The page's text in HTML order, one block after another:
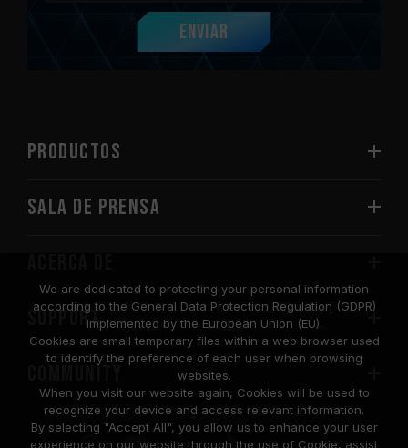
Enviar
PRODUCTOS
Sala de prensa
SUPPORT
COMMUNITY
We are dedicated to protecting your personal information
according to the General Data Protection Regulation (GDPR)
implemented by the European Union (EU).
Cookies are small temporary files within a web browser used
to identify the preference of each user when browsing
websites.
When you visit our website again, Cookies will be used to
recognize your device and access relevant information.
By selecting "Accept All", you allow us to enhance your user
experience on our website through the use of Cookie, assist